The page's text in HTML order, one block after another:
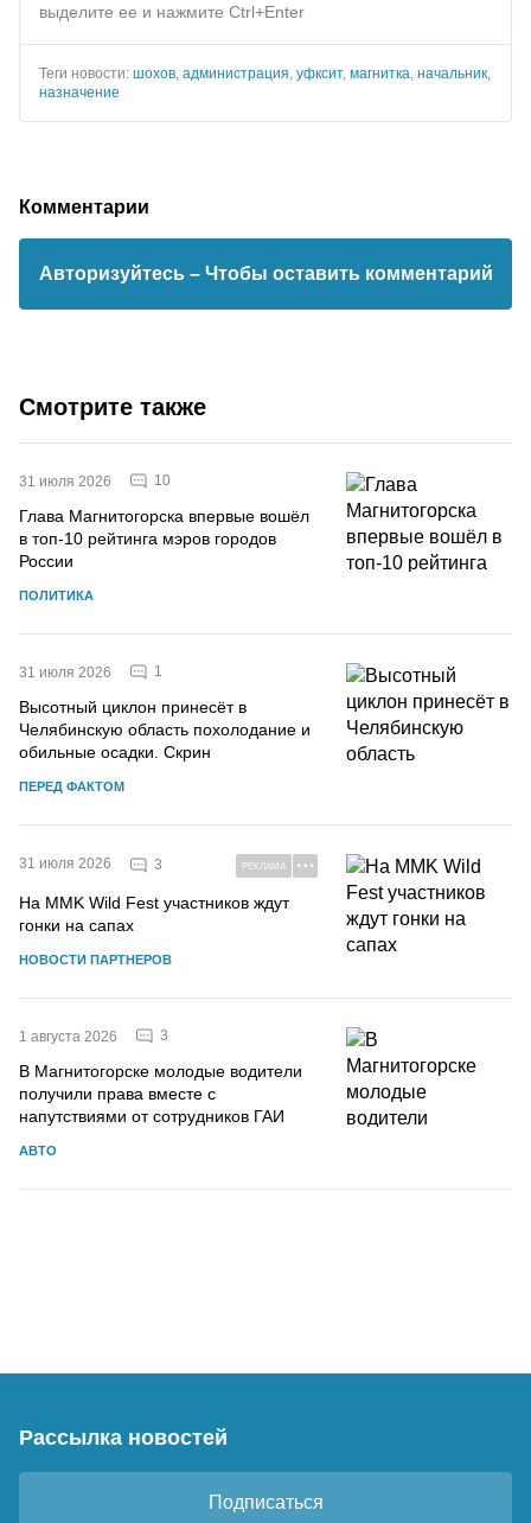
выделите ее и нажмите Ctrl+Enter
Теги новости: шохов администрация уфксит, магнитка начальник
назначение
Комментарии
Авторизуйтесь – Чтобы оставить комментарий
Смотрите также
31 июля 2026 10
Глава Магнитогорска впервые вошёл
в топ-10 рейтинга мэров городов
России
ПОЛИТИКА
31 июля 2026 1
Высотный циклон принесёт в
Челябинскую область похолодание и
обильные осадки. Скрин
ПЕРЕД ФАКТОМ
31 июля 2026 3 РЕКЛАМА
На MMK Wild Fest участников ждут
гонки на сапах
НОВОСТИ ПАРТНЕРОВ
1 августа 2026 3
В Магнитогорске молодые водители
получили права вместе с
напутствиями от сотрудников ГАИ
АВТО
Рассылка новостей
Подписаться